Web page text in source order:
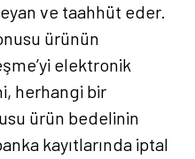
ve taahhüt eder.
ürünün
elektronik
herhangi bir
ürün bedelinin
kayıtlarında iptal